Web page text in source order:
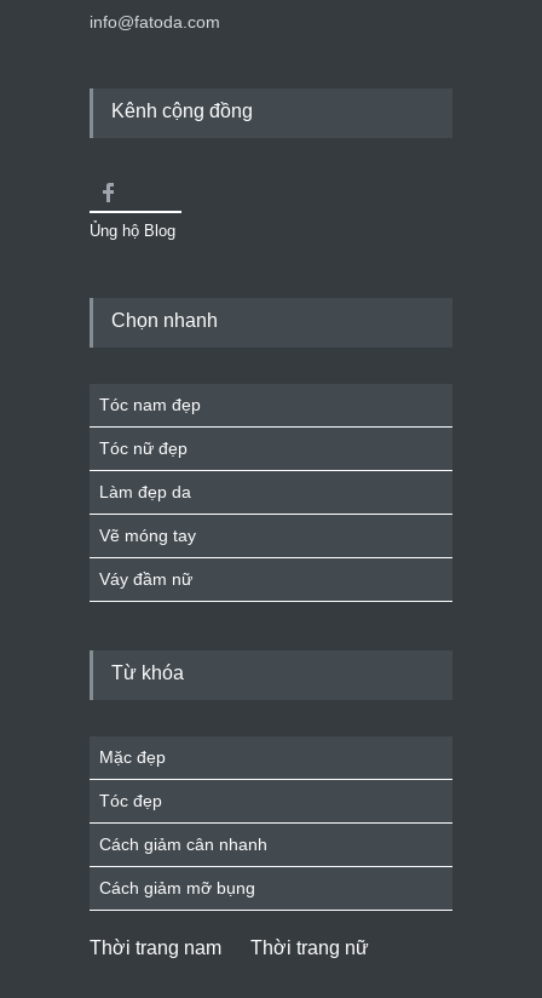
info@fatoda.com
Kênh cộng đồng
Ủng hộ Blog
Chọn nhanh
Tóc nam đẹp
Tóc nữ đẹp
Làm đẹp da
Vẽ móng tay
Váy đầm nữ
Từ khóa
Mặc đẹp
Tóc đẹp
Cách giảm cân nhanh
Cách giảm mỡ bụng
Thời trang nam Thời trang nữ